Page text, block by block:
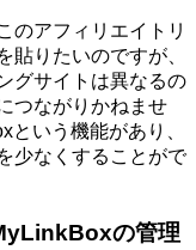
のアフィリエイトリ
貼りたいのですが、
グサイトは異なるの
つながりかねませ
いう機能があり、
少なくすることがで
の管理